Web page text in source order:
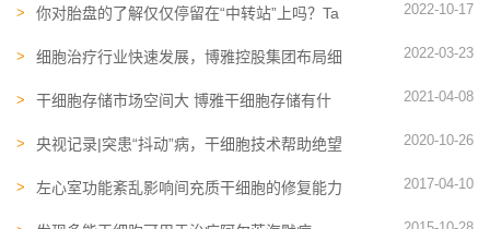
你对胎盘的了解仅仅停留在“中转站”上吗？Ta
2022-10-17
细胞治疗行业快速发展，博雅控股集团布局细
2022-03-23
干细胞存储市场空间大 博雅干细胞存储有什
2021-04-08
央视记录|突患“抖动”病，干细胞技术帮助绝望
2020-10-26
左心室功能紊乱影响间充质干细胞的修复能力 2017-04-10